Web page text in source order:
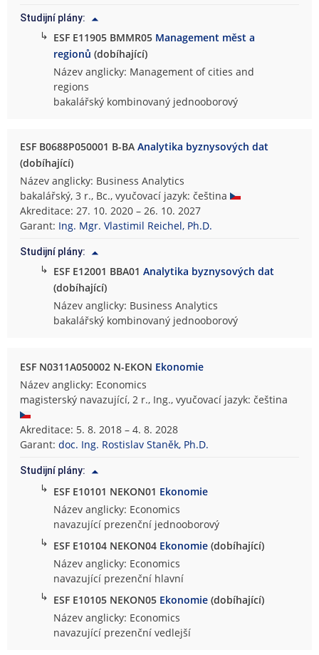
Studijní plány:
↳ ESF E11905 BMMR05 Management měst a
regionů (dobíhající)
Název anglicky: Management of cities and
regions
bakalářský kombinovaný jednooborový
ESF B0688P050001 B-BAAnalytika byznysových dat
(dobíhající)
Název anglicky: Business Analytics
bakalářský, 3 r., Bc., vyučovací jazyk: čeština
Akreditace: 27. 10. 2020 – 26. 10. 2027
Garant: Ing. Mgr. Vlastimil Reichel, Ph.D.
Studijní plány:
↳ ESF E12001 BBA01Analytika byznysových dat
(dobíhající)
Název anglicky: Business Analytics
bakalářský kombinovaný jednooborový
ESF N0311A050002 N-EKON Ekonomie
Název anglicky: Economics
magisterský navazující, 2 r., Ing., vyučovací jazyk: čeština
Akreditace: 5. 8. 2018 – 4. 8. 2028
Garant:doc. Ing. Rostislav Staněk, Ph.D.
Studijní plány:
↳ ESF E10101 NEKON01 Ekonomie
Název anglicky: Economics
navazující prezenční jednooborový
↳ ESF E10104 NEKON04 Ekonomie (dobíhající)
Název anglicky: Economics
navazující prezenční hlavní
↳ ESF E10105 NEKON05 Ekonomie (dobíhající)
Název anglicky: Economics
navazující prezenční vedlejší